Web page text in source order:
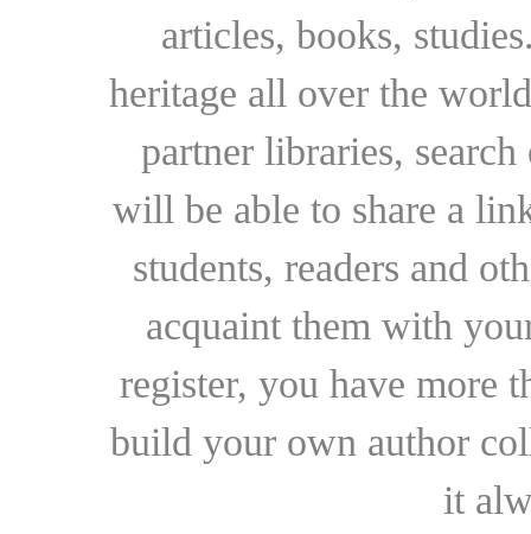
articles, books,
heritage all over the
partner libraries,
will be able to share a
students, readers and
acquaint them with
register, you have more
build your own author
it